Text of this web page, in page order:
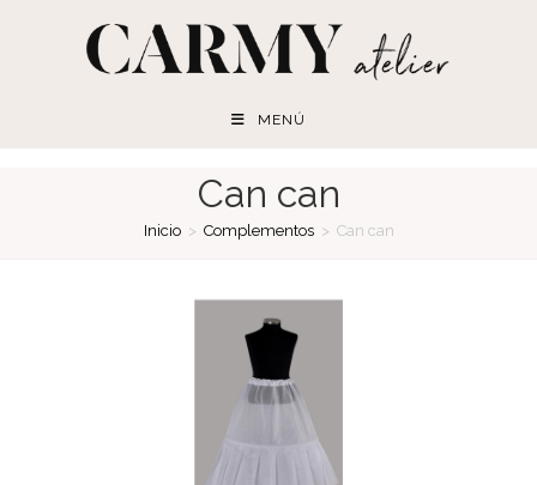
MENÚ
Can can
Inicio > Complementos > Can can